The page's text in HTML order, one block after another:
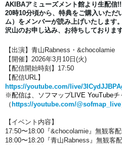
AKIBAアミューズメント館より生配信!!
20時10分頃から、特典をご購入いただ
ム）をメンバーが読み上げいたします。
沢山のお申し込み、お待ちしておりま
【出演】青山Rabness・&chocolamie
【開催】2026年3月10日(火)
【配信開始時刻】17:50
【配信URL】
https://youtube.com/live/
※配信は、ソフマップLIVE YouTubeチ
（ https://youtube.com/@sofmap_live
【イベント内容】
17:50〜18:00『&chocolamie』 無観客
18:00〜18:20『青山Rabness』無観客